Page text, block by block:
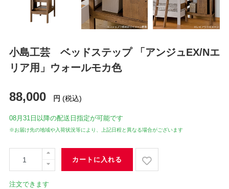
小島工芸 ベッドステップ 「アンジュEX/Nエ
リア用」ウォールモカ色
88,000 円 (税込)
08月31日 以降の配送日指定が可能です
※お届け先の地域や入荷状況等により、上記日程と異なる場合がございます
カートに入れる
注文できます